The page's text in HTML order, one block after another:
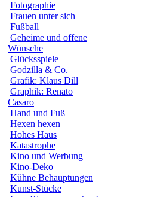
Fotographie
Frauen unter sich
Fußball
Geheime und offene
Wünsche
Glücksspiele
Godzilla & Co.
Grafik: Klaus Dill
Graphik: Renato
Casaro
Hand und Fuß
Hexen hexen
Hohes Haus
Katastrophe
Kino und Werbung
Kino-Deko
Kühne Behauptungen
Kunst-Stücke